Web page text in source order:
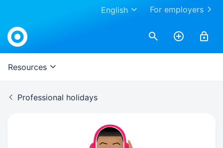
For employers
English
Resources
Professional holidays